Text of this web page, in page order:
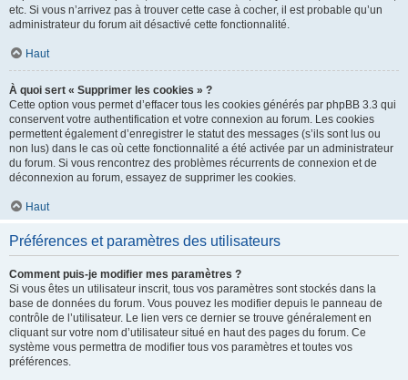
etc. Si vous n’arrivez pas à trouver cette case à cocher, il est probable qu’un
administrateur du forum ait désactivé cette fonctionnalité.
Haut
À quoi sert « Supprimer les cookies » ?
Cette option vous permet d’effacer tous les cookies générés par phpBB 3.3 qui
conservent votre authentification et votre connexion au forum. Les cookies
permettent également d’enregistrer le statut des messages (s’ils sont lus ou
non lus) dans le cas où cette fonctionnalité a été activée par un administrateur
du forum. Si vous rencontrez des problèmes récurrents de connexion et de
déconnexion au forum, essayez de supprimer les cookies.
Haut
Préférences et paramètres des utilisateurs
Comment puis-je modifier mes paramètres ?
Si vous êtes un utilisateur inscrit, tous vos paramètres sont stockés dans la
base de données du forum. Vous pouvez les modifier depuis le panneau de
contrôle de l’utilisateur. Le lien vers ce dernier se trouve généralement en
cliquant sur votre nom d’utilisateur situé en haut des pages du forum. Ce
système vous permettra de modifier tous vos paramètres et toutes vos
préférences.